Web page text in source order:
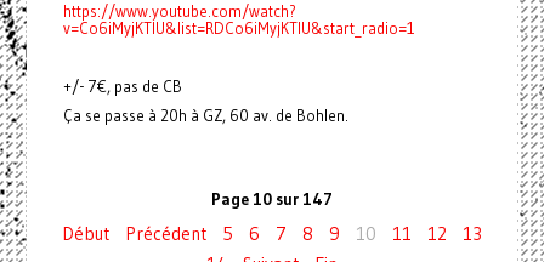
https://www.youtube.com/watch?
v=Co6iMyjKTlU&list=RDCo6iMyjKTlU&start_radio=1
+/- 7€, pas de CB
Ça se passe à 20h à GZ, 60 av. de Bohlen.
Page 10 sur 147
Début Précédent 5 6 7 8 9 10 11 12
13